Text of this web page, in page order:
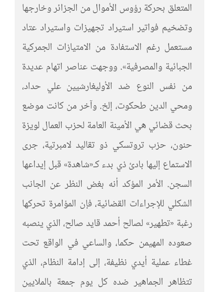
المتعلق بحركة رؤوس الأموال من الجزائر وخارجها
وتضخيم فواتير استيراد تجهيزات واستيراد عتاد
مستعمل رغم الاستفادة من الامتيازات الجمركية
الجبائية والمصرفية». ووجهت عناصر اتهام عديدة
من نفس النوع ضد الأوليغارشيين علي حداد،
ومحي الدين طحكوت، إلخ. وآخر من كانت موضع
بحث قضائي هي الأمينة العامة لحزب العمال لويزة
حنون، حزب تروتسكي ذو تقاليد لامبرتية، جرى
الاستماع إليها بادئ ذي بدء كـ«شاهدة» قبل إيداعها
السجن. الأمر المؤكد أنه بغض النظر عن الجانب
الشكلي للإجراءات القضائية، فإن المؤامرة تحركها
رغبة «تطهير» لصالح أحمد قايد صالح، الذي ينصبه
صعوده المهيمن حكما، والساعي في الواقع تحت
غطاء عملية أيدي نظيفة، إلى إدامة النظام، الذي
تتظاهر الجماهير ضده كل يوم جمعة بالملايين